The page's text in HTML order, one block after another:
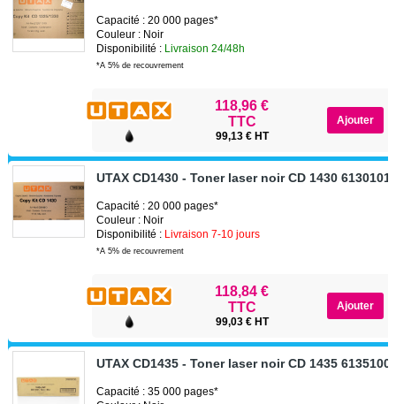
Capacité : 20 000 pages*
Couleur : Noir
Disponibilité : Livraison 24/48h
*A 5% de recouvrement
118,96 €
TTC
99,13 € HT
UTAX CD1430 - Toner laser noir CD 1430
Capacité : 20 000 pages*
Couleur : Noir
Disponibilité : Livraison 7-10 jours
*A 5% de recouvrement
118,84 €
TTC
99,03 € HT
UTAX CD1435 - Toner laser noir CD 1435
Capacité : 35 000 pages*